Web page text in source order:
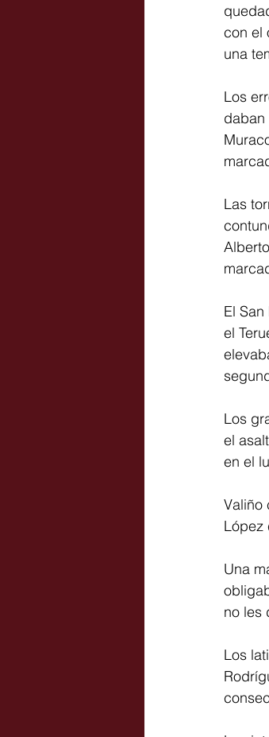
con el
una
Los
daban
Las
El
el
Los
el
en el
Valiño
López
Una
no les
Los